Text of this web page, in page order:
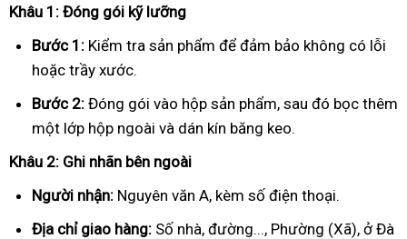
Khâu 1: Đóng gói kỹ lưỡng
Bước 1: Kiểm tra sản phẩm để đảm bảo không có lỗi
hoặc trầy xước.
Bước 2: Đóng gói vào hộp sản phẩm, sau đó bọc thêm
một lớp hộp ngoài và dán kín băng keo.
Khâu 2: Ghi nhãn bên ngoài
Người nhận: Nguyên văn A, kèm số điện thoại.
Địa chỉ giao hàng: Số nhà, đường..., Phường (Xã), ở Đà